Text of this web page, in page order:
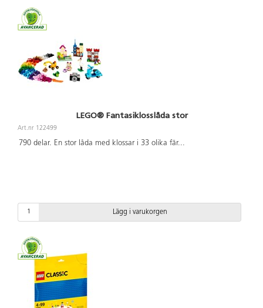
LEGO® Fantasiklosslåda stor
Art.nr 122499
790 delar. En stor låda med klossar i 33 olika fär...
Lägg i varukorgen